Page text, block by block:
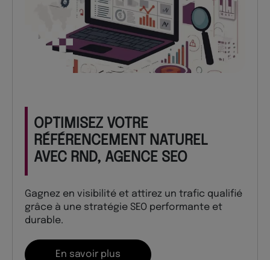
OPTIMISEZ VOTRE
RÉFÉRENCEMENT NATUREL
AVEC RND, AGENCE SEO
Gagnez en visibilité et attirez un trafic qualifié
grâce à une stratégie SEO performante et
durable.
En savoir plus